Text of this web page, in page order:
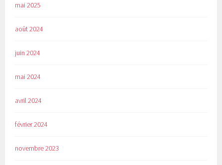
mai 2025
août 2024
juin 2024
mai 2024
avril 2024
février 2024
novembre 2023